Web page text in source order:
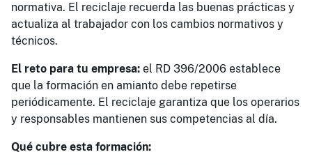
normativa. El reciclaje recuerda las buenas prácticas y
actualiza al trabajador con los cambios normativos y
técnicos.
El reto para tu empresa: el RD 396/2006 establece
que la formación en amianto debe repetirse
periódicamente. El reciclaje garantiza que los operarios
y responsables mantienen sus competencias al día.
Qué cubre esta formación: